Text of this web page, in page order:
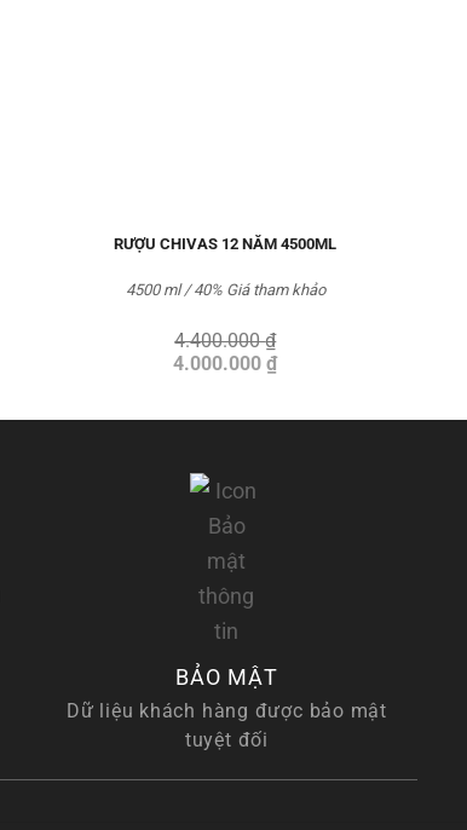
RƯỢU CHIVAS 12 NĂM 4500ML
4.400.000₫
Giá
4.400.000 ₫.
4.000.000₫Giá
là:
4500 ml / 40%Giá tham khảo
BẢO MẬT
Dữ liệu khách hàng được bảo mật
tuyệt đối